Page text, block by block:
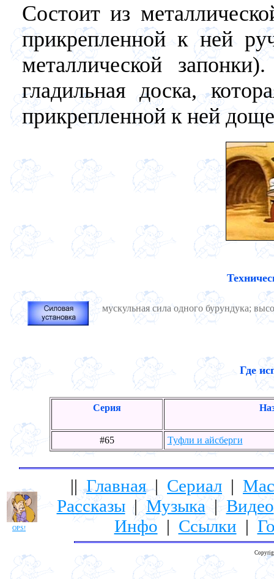
Состоит из
прикрепленной к ней
металлической
гладильная доска,
прикрепленной к ней
мускульная сила одного бурундука;
Где
Серия
#65 Туфли и айсберги
OPS!
||Главная| Сериал |
Рассказы|Музыка|Видео
Инфо | Ссылки |